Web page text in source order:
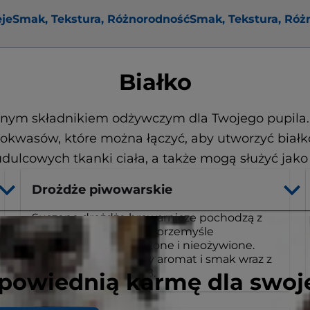
karmę dla
Smak, Tekstura, RóżnorodnośćSmak, Tekstura,
Białko
składnikiem odżywczym dla Twojego
które można łączyć, aby utworzyć
tkanki ciała, a także mogą służyć jako
Drożdże piwowarskie
Suszone drożdże browarnicze pochodzą z
drożdży używanych w przemyśle
piwowarskim i są suszone i nieożywione.
Zapewniają atrakcyjny aromat i smak wraz z
witaminami z grupy B.